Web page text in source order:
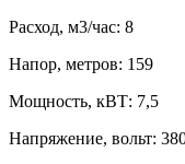
Расход, м3/час: 8
Напор, метров: 159
Мощность, кВТ: 7,5
Напряжение, вольт: